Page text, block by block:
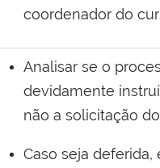
coordenador do
Analisar se o
devidamente
não a solicitação
Caso seja deferida,